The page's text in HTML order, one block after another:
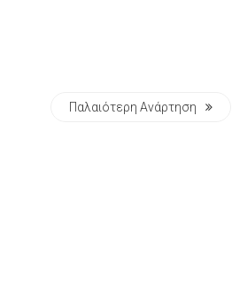
Παλαιότερη Ανάρτηση